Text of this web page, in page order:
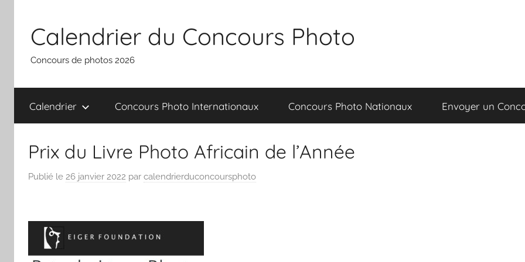
contenu
Calendrier du Concours Photo
Concours de photos 2026
Calendrier Concours Photo Internationaux Concours Photo Nationaux Envoyer un
Prix du Livre Photo Africain de l’Année
Publié le 26 janvier 2022 par calendrierduconcoursphoto